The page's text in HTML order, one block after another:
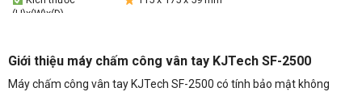
Giới thiệu máy chấm công vân tay KJTech SF-2500
Máy chấm công vân tay KJTech SF-2500 có tính bảo mật không
(H)x(W)x(D)